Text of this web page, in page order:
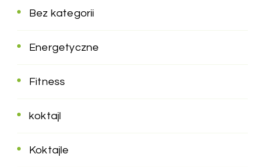
Bez kategorii
Energetyczne
Fitness
koktajl
Koktajle